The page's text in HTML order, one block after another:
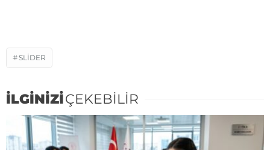
SLIDER
İLGİNİZİÇEKEBİLİR